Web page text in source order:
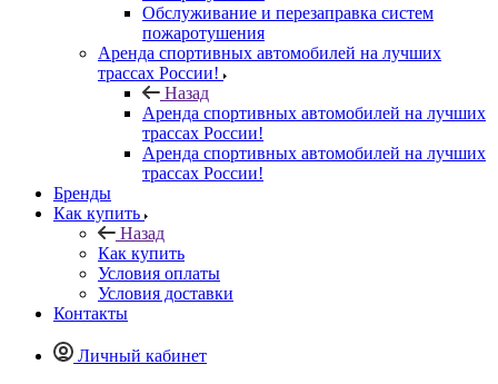
Обслуживание и перезаправка систем
пожаротушения
Аренда спортивных автомобилей на лучших
трассах России!
Назад
Аренда спортивных автомобилей на лучших
трассах России!
Аренда спортивных автомобилей на лучших
трассах России!
Бренды
Как купить
Назад
Как купить
Условия оплаты
Условия доставки
Контакты
Личный кабинет